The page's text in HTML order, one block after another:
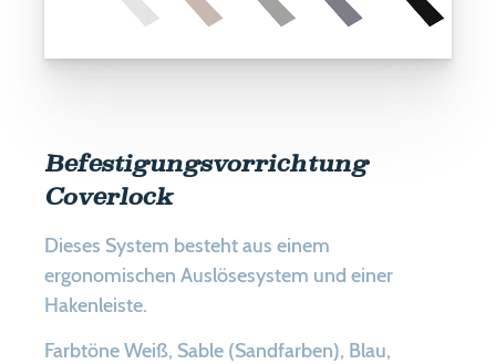
Befestigungsvorrichtung
Coverlock
Dieses System besteht aus einem
ergonomischen Auslösesystem und einer
Hakenleiste.
Farbtöne Weiß, Sable (Sandfarben), Blau,